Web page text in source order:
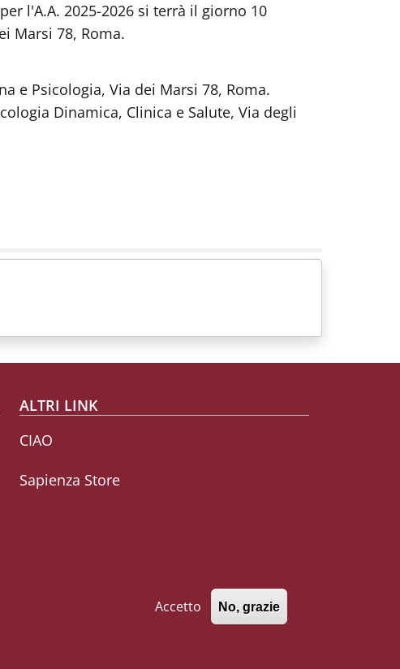
l'A.A. 2025-2026 si terrà il giorno 10
Marsi 78, Roma.
e Psicologia, Via dei Marsi 78, Roma.
Dinamica, Clinica e Salute, Via degli
ALTRI LINK
CIAO
Sapienza Store
Accetto No, grazie